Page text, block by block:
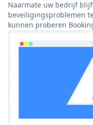
Naarmate uw bedrijf
beveiligingsproblemen
kunnen proberen